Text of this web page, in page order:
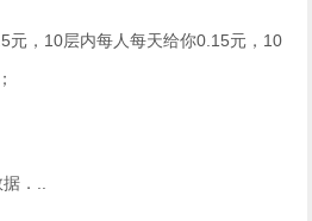
元，10层内每人每天给你0.15元，10
．..